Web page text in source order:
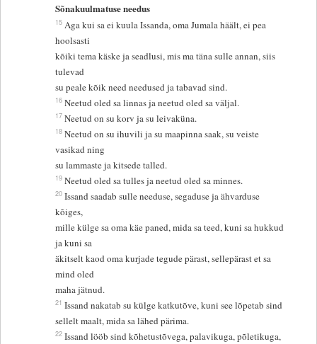
Sõnakuulmatuse needus
15 Aga kui sa ei kuula Issanda, oma Jumala häält, ei pea
hoolsasti
kõiki tema käske ja seadlusi, mis ma täna sulle annan, siis
tulevad
su peale kõik need needused ja tabavad sind.
16 Neetud oled sa linnas ja neetud oled sa väljal.
17 Neetud on su korv ja su leivaküna.
18 Neetud on su ihuvili ja su maapinna saak, su veiste
vasikad ning
su lammaste ja kitsede talled.
19 Neetud oled sa tulles ja neetud oled sa minnes.
20 Issand saadab sulle needuse, segaduse ja ähvarduse
kõiges,
mille külge sa oma käe paned, mida sa teed, kuni sa hukkud
ja kuni sa
äkitselt kaod oma kurjade tegude pärast, sellepärast et sa
mind oled
maha jätnud.
21 Issand nakatab su külge katkutõve, kuni see lõpetab sind
sellelt maalt, mida sa lähed pärima.
22 Issand lööb sind kõhetustõvega, palavikuga, põletikuga,